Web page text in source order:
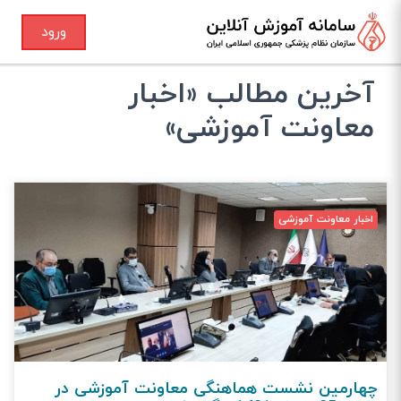
ورود
آخرین مطالب «اخبار
معاونت آموزشی»
اخبار معاونت آموزشی
چهارمین نشست هماهنگی معاونت آموزشی در